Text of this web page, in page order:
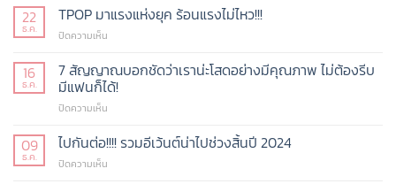
หลักสูตร
ที่
เปิด
ใหม่
22
ธ.ค.
TPOP มาแรงแห่งยุค ร้อนแรงไม่ไหว!!!
ปิดความเห็น
มา
แรง
แห่ง
แรง
16
ธ.ค.
7 สัญญาณบอกชัดว่าเราน่ะโสดอย่างมีคุณภาพ ไม่ต้องรีบ
มีแฟนก็ได้!
ปิดความเห็น
สัญญาณ
บอก
09
ธ.ค.
ไปกันต่อ!!!! รวมอีเว้นต์น่าไปช่วงสิ้นปี 2024
ปิดความเห็น